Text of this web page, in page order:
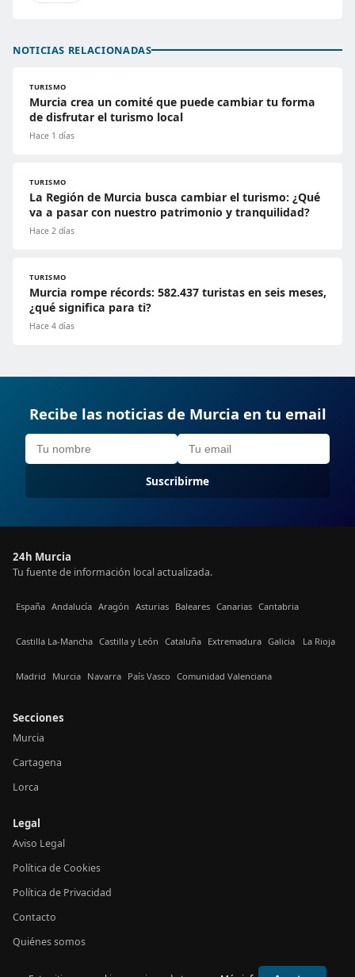
NOTICIAS RELACIONADAS
TURISMO
Murcia crea un comité que puede cambiar tu forma
de disfrutar el turismo local
Hace 1 días
TURISMO
La Región de Murcia busca cambiar el turismo: ¿Qué
va a pasar con nuestro patrimonio y tranquilidad?
Hace 2 días
TURISMO
Murcia rompe récords: 582.437 turistas en seis meses,
¿qué significa para ti?
Hace 4 días
Recibe las noticias de Murcia en tu email
Suscribirme
24h Murcia
Tu fuente de información local actualizada.
España Andalucía Aragón Asturias Baleares Canarias Cantabria
Castilla La-Mancha Castilla y León Cataluña Extremadura Galicia La Rioja
Madrid Murcia Navarra País Vasco Comunidad Valenciana
Secciones
Murcia
Cartagena
Lorca
Legal
Aviso Legal
Política de Cookies
Política de Privacidad
Contacto
Quiénes somos